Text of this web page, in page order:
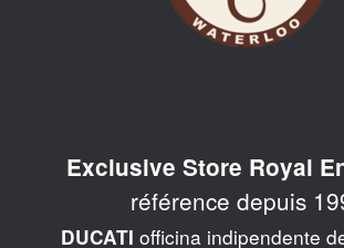
Exclusive Store Royal
référence depuis
DUCATI officina indipendente